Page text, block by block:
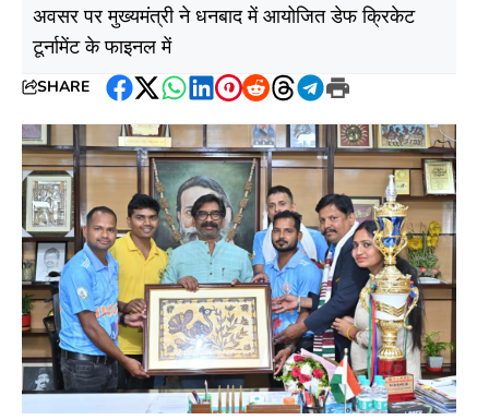
अवसर पर मुख्यमंत्री ने धनबाद में आयोजित डेफ क्रिकेट
टूर्नामेंट के फाइनल में
SHARE
Facebook
Twitter
WhatsApp
LinkedIn
Pinterest
RedditThreads
Telegram
Print